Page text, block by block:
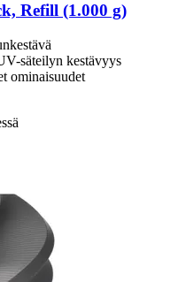
Refill (1.000 g)
säteilyn kestävyys
ominaisuudet